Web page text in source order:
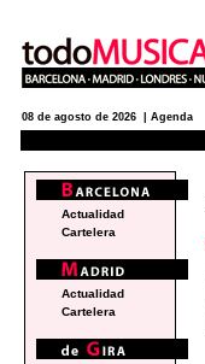
08 de agosto de 2026 | Agenda
Actualidad
Cartelera
Actualidad
Cartelera